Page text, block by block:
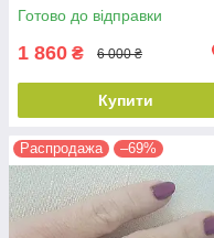
Готово до відправки
1 860 ₴ 6 000 ₴
Купити
Распродажа –69%